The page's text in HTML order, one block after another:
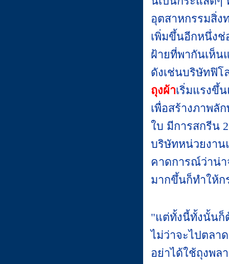
อุตสาหกรรมสิ่ง
เพิ่มขึ้นอีกหนึ่งช่
ฝ้ายที่พากันเห็
ดังเช่นบริษัทฟิโ
ถุงผ้าเริ่มแรงขึ้
เพื่อสร้างภาพลั
ใบ มีการสกรีน
บริษัทหน่วยงาน
คาดการณ์ว่าน่า
มากขึ้นก็ทำให้ก
"แต่ทั้งนี้ทั้งนั้นก็
ไม่ว่าจะไปตลา
อย่าได้ใช้ถุงพล